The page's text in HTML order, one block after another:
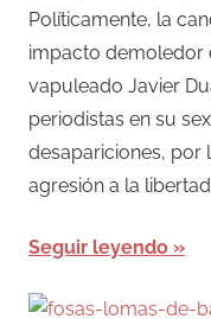
Políticamente, la
impacto demoledor
vapuleado Javier
periodistas en su
desapariciones, por
agresión a la
Seguir leyendo